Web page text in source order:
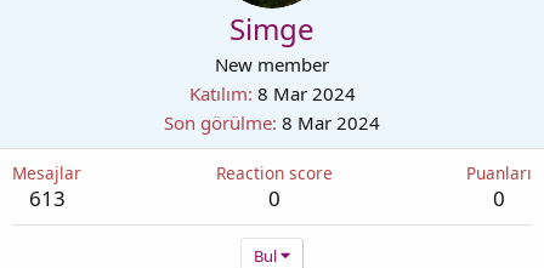
Simge
New member
Katılım 8 Mar 2024
Son görülme 8 Mar 2024
Mesajlar
613
Reaction score
0
Puanları
0
Bul